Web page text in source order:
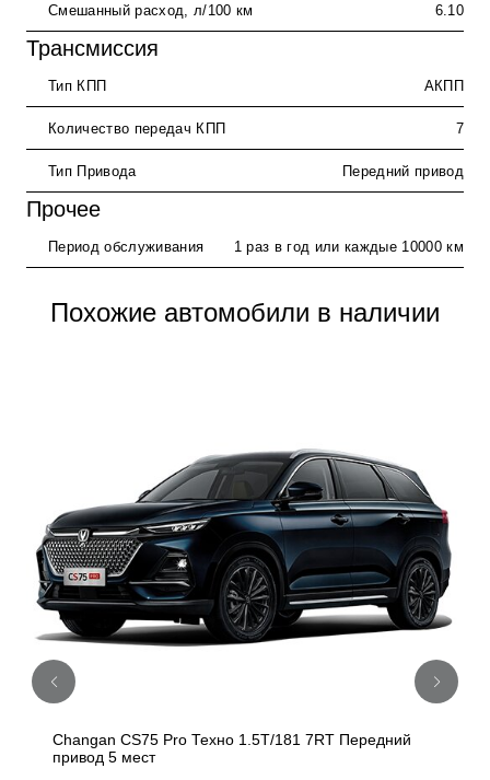
Смешанный расход, л/100 км 6.10
Трансмиссия
Тип КПП АКПП
Количество передач КПП 7
Тип Привода Передний привод
Прочее
Период обслуживания 1 раз в год или каждые 10000 км
Похожие автомобили в наличии
Changan CS75 Pro Техно 1.5T/181 7RT Передний
привод 5 мест